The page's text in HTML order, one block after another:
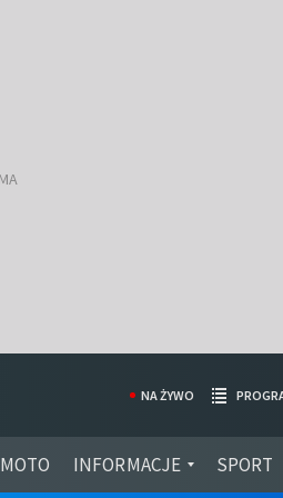
MOTO INFORMACJE SPORT
NA ŻYWO